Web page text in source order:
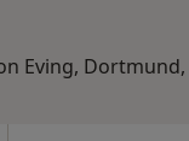
Eving,